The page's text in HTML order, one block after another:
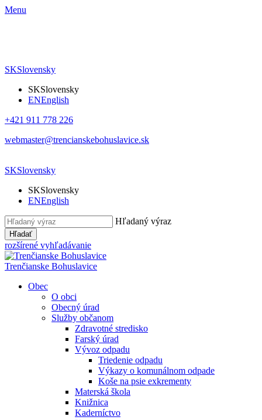
Menu
SKSlovensky
SKSlovensky
ENEnglish
+421 911 778 226
webmaster@trencianskebohuslavice.sk
SKSlovensky
SKSlovensky
ENEnglish
Hľadaný výraz
Hľadať
rozšírené vyhľadávanie
Trenčianske Bohuslavice
Obec
O obci
Obecný úrad
Služby občanom
Zdravotné stredisko
Farský úrad
Vývoz odpadu
Triedenie odpadu
Výkazy o komunálnom odpade
Koše na psie exkrementy
Materská škola
Knižnica
Kaderníctvo